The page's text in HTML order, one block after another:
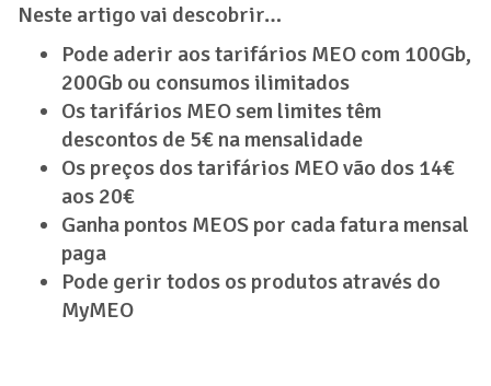
Neste artigo vai descobrir…
Pode aderir aos tarifários MEO com 100Gb,
200Gb ou consumos ilimitados
Os tarifários MEO sem limites têm
descontos de 5€ na mensalidade
Os preços dos tarifários MEO vão dos 14€
aos 20€
Ganha pontos MEOS por cada fatura mensal
paga
Pode gerir todos os produtos através do
MyMEO